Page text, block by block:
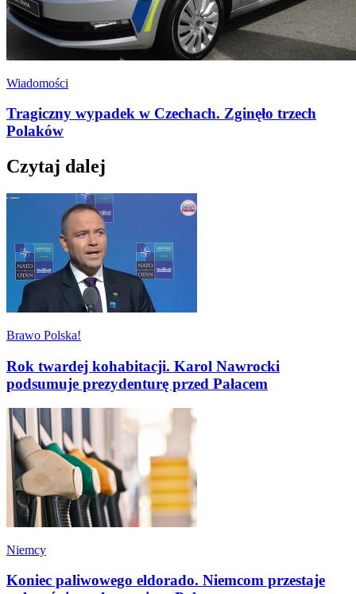
Wiadomości
Tragiczny wypadek w Czechach. Zginęło trzech
Polaków
Czytaj dalej
Brawo Polska!
Rok twardej kohabitacji. Karol Nawrocki
podsumuje prezydenturę przed Pałacem
Niemcy
Koniec paliwowego eldorado. Niemcom przestaje